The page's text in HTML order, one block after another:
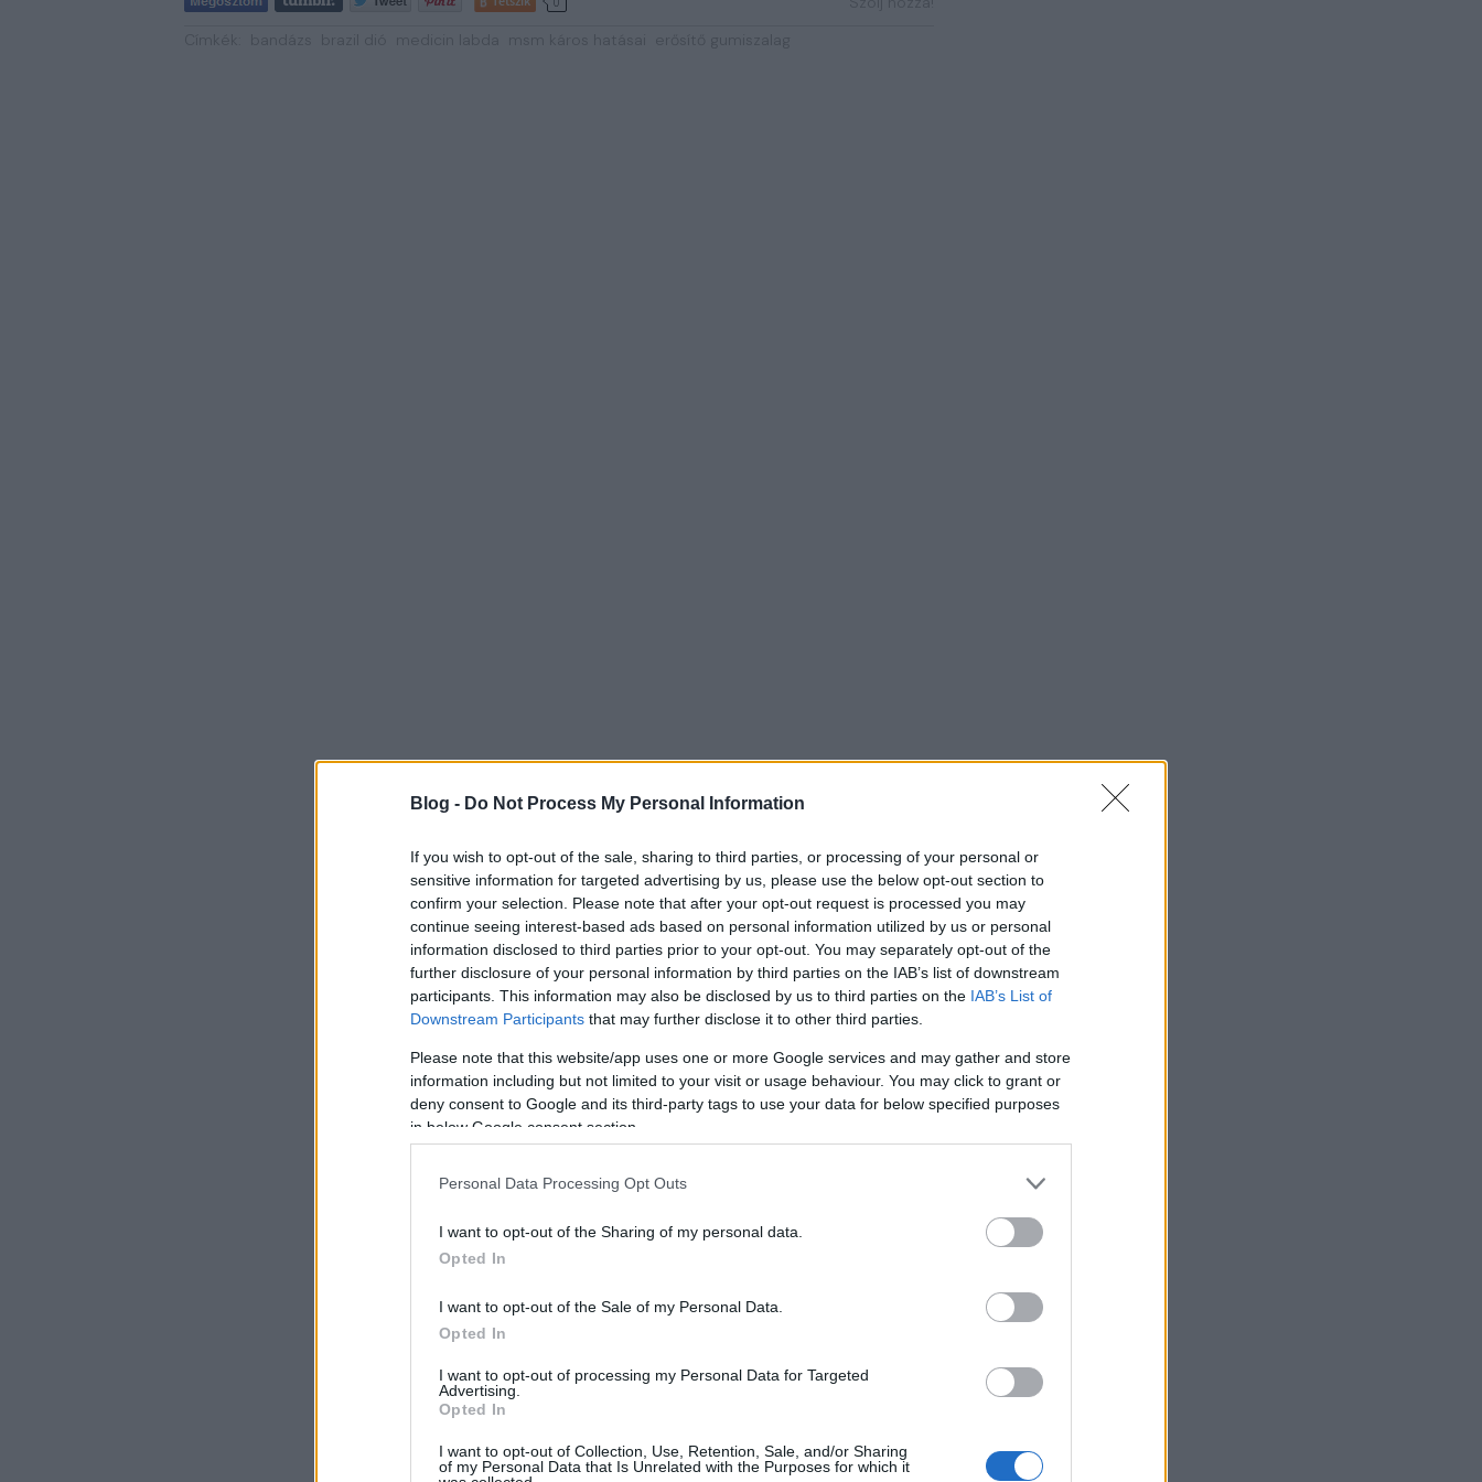
Blog - Do Not Process My Personal Information
If you wish to opt-out of the sale, sharing to third parties, or processing of your personal or
sensitive information for targeted advertising by us, please use the below opt-out section to
confirm your selection. Please note that after your opt-out request is processed you may
continue seeing interest-based ads based on personal information utilized by us or personal
information disclosed to third parties prior to your opt-out. You may separately opt-out of the
further disclosure of your personal information by third parties on the IAB’s list of downstream
participants. This information may also be disclosed by us to third parties on the IAB’s List of
Downstream Participants that may further disclose it to other third parties.
Please note that this website/app uses one or more Google services and may gather and store
information including but not limited to your visit or usage behaviour. You may click to grant or
deny consent to Google and its third-party tags to use your data for below specified purposes
in below Google consent section.
Personal Data Processing Opt Outs
I want to opt-out of the Sharing of my personal data.
Opted In
I want to opt-out of the Sale of my Personal Data.
Opted In
I want to opt-out of processing my Personal Data for Targeted
Advertising.
Opted In
I want to opt-out of Collection, Use, Retention, Sale, and/or Sharing
of my Personal Data that Is Unrelated with the Purposes for which it